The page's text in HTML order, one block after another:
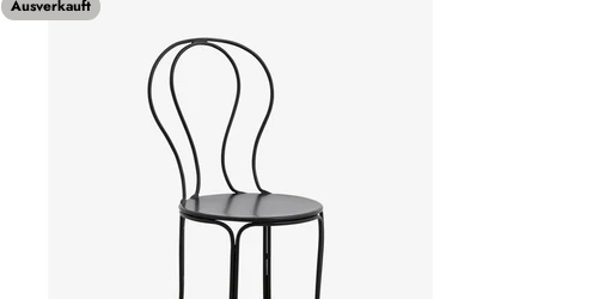
Ausverkauft